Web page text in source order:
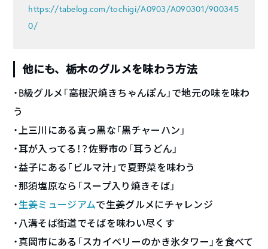
https://tabelog.com/tochigi/A0903/A090301/900345
0/
他にも、栃木のグルメを味わう方法
・B級グルメ「高根沢焼きちゃんぽん」で地元の味を味わ
う
・上三川にある真っ黒な「黒チャーハン」
・耳が入ってる！？佐野市の「耳うどん」
・益子にある「ビルマ汁」で夏野菜を味わう
・那須塩原なら「スープ入り焼きそば」
・生姜ミュージアムで生姜グルメにチャレンジ
・八溝そば街道でそばを味わい尽くす
・真岡市にある「スカイベリーのかき氷タワー」を食べて